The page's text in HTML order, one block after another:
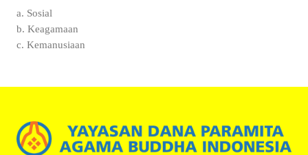
a. Sosial
b. Keagamaan
c. Kemanusiaan